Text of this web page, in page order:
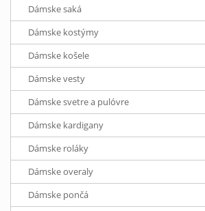
Dámske saká
Dámske kostýmy
Dámske košele
Dámske vesty
Dámske svetre a pulóvre
Dámske kardigany
Dámske roláky
Dámske overaly
Dámske pončá